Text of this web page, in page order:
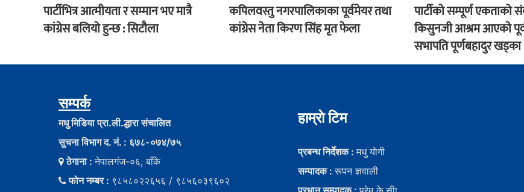
पार्टीभित्र आत्मीयता र सम्मान भए मात्रै
कांग्रेस बलियो हुन्छ : सिटौला
कपिलवस्तु नगरपालिकाका पूर्वमेयर तथा
कांग्रेस नेता किरण सिंह मृत फेला
पार्टीको सम्पूर्ण एकताको
किसुनजी आश्रम आएकाे
सभापति पूर्णबहादुर खड्का
सम्पर्क
मधु मिडिया प्रा.ली.द्धारा संचालित
सुचना विभाग द. नं. : ६७८-०७४/७५
ठेगाना :नेपालगंज-०६, बाँके
फोन नम्बर : ९८५८०२२६५६ / ९८५६०३९६०२
हाम्राे टिम
प्रबन्ध निर्देशक :मधु याेगी
सम्पादक :रूपन ज्ञवाली